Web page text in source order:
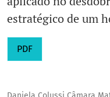
estratégico de um
PDF